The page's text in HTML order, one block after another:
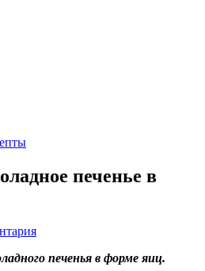
печенье в
печенья в форме яиц.